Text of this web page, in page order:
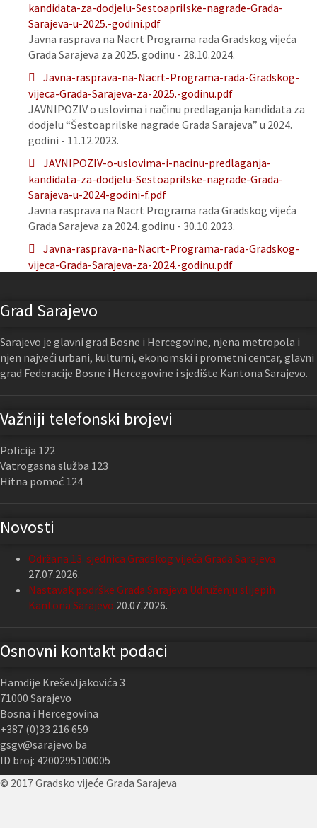
kandidata-za-dodjelu-Sestoaprilske-nagrade-Grada-
Sarajeva-u-2025.-godini.pdf
Javna rasprava na Nacrt Programa rada Gradskog vijeća
Grada Sarajeva za 2025. godinu - 28.10.2024.
Javna-rasprava-na-Nacrt-Programa-rada-Gradskog-
vijeca-Grada-Sarajeva-za-2025.-godinu.pdf
JAVNIPOZIV o uslovima i načinu predlaganja kandidata za
dodjelu “Šestoaprilske nagrade Grada Sarajeva” u 2024.
godini - 11.12.2023.
JAVNIPOZIV-o-uslovima-i-nacinu-predlaganja-
kandidata-za-dodjelu-Sestoaprilske-nagrade-Grada-
Sarajeva-u-2024-godini-f.pdf
Javna rasprava na Nacrt Programa rada Gradskog vijeća
Grada Sarajeva za 2024. godinu - 30.10.2023.
Javna-rasprava-na-Nacrt-Programa-rada-Gradskog-
vijeca-Grada-Sarajeva-za-2024.-godinu.pdf
Grad Sarajevo
Sarajevo je glavni grad Bosne i Hercegovine, njena metropola i
njen najveći urbani, kulturni, ekonomski i prometni centar, glavni
grad Federacije Bosne i Hercegovine i sjedište Kantona Sarajevo.
Važniji telefonski brojevi
Policija 122
Vatrogasna služba 123
Hitna pomoć 124
Novosti
Održana 13. sjednica Gradskog vijeća Grada Sarajeva
27.07.2026.
Nastavak podrške Grada Sarajeva Udruženju slijepih
Kantona Sarajevo 20.07.2026.
Osnovni kontakt podaci
Hamdije Kreševljakovića 3
71000 Sarajevo
Bosna i Hercegovina
+387 (0)33 216 659
gsgv@sarajevo.ba
ID broj: 4200295100005
© 2017 Gradsko vijeće Grada Sarajeva